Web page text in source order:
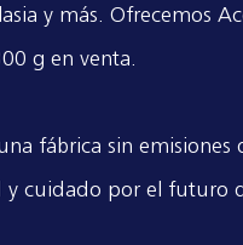
y más. Ofrecemos
g en venta.
fábrica sin emisiones
cuidado por el futuro